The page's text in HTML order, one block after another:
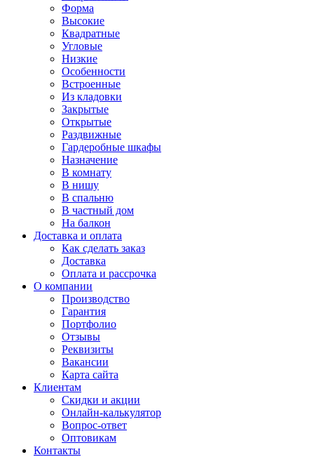
Форма
Высокие
Квадратные
Угловые
Низкие
Особенности
Встроенные
Из кладовки
Закрытые
Открытые
Раздвижные
Гардеробные шкафы
Назначение
В комнату
В нишу
В спальню
В частный дом
На балкон
Доставка и оплата
Как сделать заказ
Доставка
Оплата и рассрочка
О компании
Производство
Гарантия
Портфолио
Отзывы
Реквизиты
Вакансии
Карта сайта
Клиентам
Скидки и акции
Онлайн-калькулятор
Вопрос-ответ
Оптовикам
Контакты